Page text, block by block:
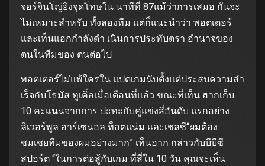
จอร์จินโญ่ยิงจุดโทษใน นาทีที่ 87แม้ว่าการเสมอ กันจะ
ไม่เหมาะสำหรับ ทั้งสองทีม แต่ก็แนะนำว่า พอตเตอร์
และเท็นแฮกกำลังดำ เนินการประทับตรา อำนาจของ
ตนในทีมของ ตนต่อไป
พอตเตอร์ไม่แพ้ใครใน แปดเกมนับตั้งแต่ประสบความสำ
เร็จกับโธมัส ทูเคิ่ลเมื่อเดือนที่แล้ว ขณะที่เท็น ฮากเก็บ
10 คะแนนจากการ ปะทะกับคู่แข่งสี่อันดับ แรกอย่าง
ลิเวอร์พูล อาร์เซนอล ท็อตแน่ม และเชลซี“ผมต้อง
ชมเชยทีมของผมอย่างมาก” เท็นฮาก กล่าวกับบีบีซี
สปอร์ต “ในการต่อสู้กับเกม ที่สี่ใน 10 วัน คุณจะเห็น